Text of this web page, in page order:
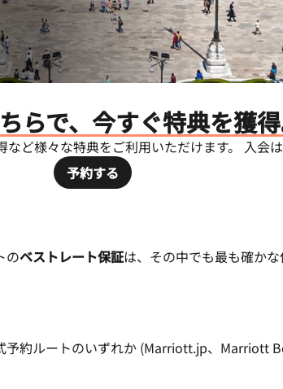
らで、今すぐ特典を獲得
ど様々な特典をご利用いただけます。 入会
予約する
のベストレート保証は、その中でも最も確か
約ルートのいずれか (Marriott.jp、Marriott